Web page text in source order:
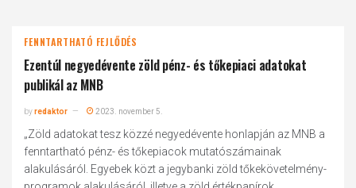
FENNTARTHATÓ FEJLŐDÉS
Ezentúl negyedévente zöld pénz- és tőkepiaci adatokat
publikál az MNB
byredaktor 2023. november 5.
„Zöld adatokat tesz közzé negyedévente honlapján az MNB a
fenntartható pénz- és tőkepiacok mutatószámainak
alakulásáról. Egyebek közt a jegybanki zöld tőkekövetelmény-